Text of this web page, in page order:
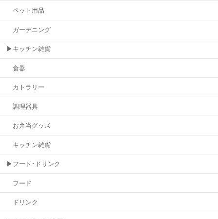
ペット用品
ガーデニング
▶キッチン雑貨
食器
カトラリー
調理器具
お弁当グッズ
キッチン雑貨
▶フード･ドリンク
フード
ドリンク